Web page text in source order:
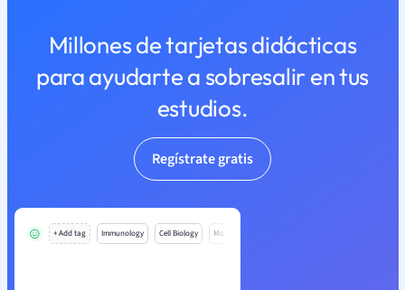
Millones de tarjetas didácticas
para ayudarte a sobresalir en tus
estudios.
Regístrate gratis
+ Add tag Immunology Cell Biology Mo